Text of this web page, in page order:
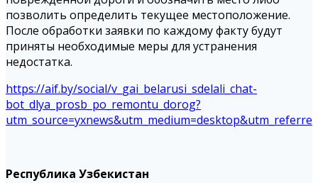
позволить определить текущее местоположение.
После обработки заявки по каждому факту будут
приняты необходимые меры для устранения
недостатка.
https://aif.by/social/v_gai_belarusi_sdelali_chat-
bot_dlya_prosb_po_remontu_dorog?
Республика Узбекистан